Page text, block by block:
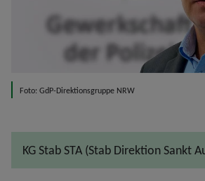
Foto: GdP-Direktionsgruppe NRW
KG Stab STA (Stab Direktion Sankt